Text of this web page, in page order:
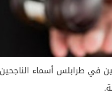
في طرابلس أسماء